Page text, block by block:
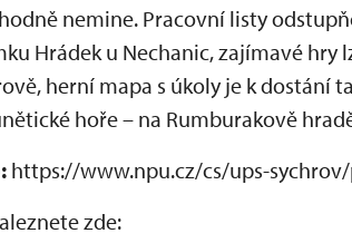
nemine. Pracovní listy
Hrádek u Nechanic, zajímavé hry
herní mapa s úkoly je k dostání
hoře – na Rumburakově
https://www.npu.cz/cs/ups-
zde: